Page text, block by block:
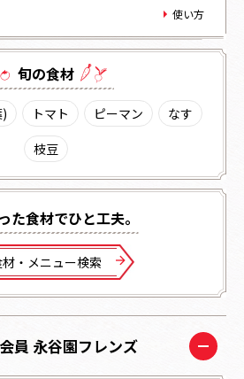
使い方
旬の⾷材
トマト ピーマン
なす
枝豆
た⾷材でひと⼯夫。
・メニュー検索
員 永谷園フレンズ